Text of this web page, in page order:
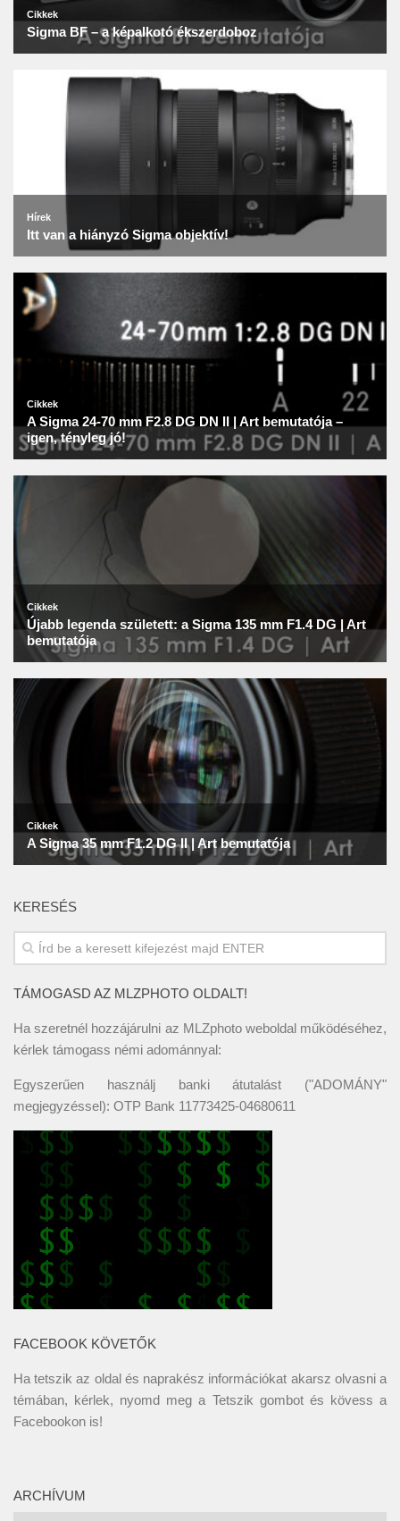
KERESÉS
TÁMOGASD AZ MLZPHOTO OLDALT!
Ha szeretnél hozzájárulni az MLZphoto weboldal működéséhez,
kérlek támogass némi adománnyal:
Egyszerűen használj banki átutalást ("ADOMÁNY"
megjegyzéssel): OTP Bank 11773425-04680611
FACEBOOK KÖVETŐK
Ha tetszik az oldal és naprakész információkat akarsz olvasni a
témában, kérlek, nyomd meg a Tetszik gombot és kövess a
Facebookon is!
ARCHÍVUM